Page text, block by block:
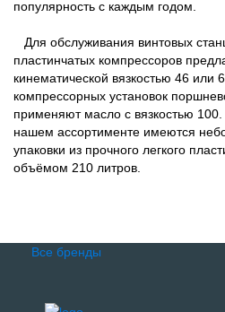
популярность с каждым годом.
Для обслуживания винтовых
пластинчатых компрессоров
кинематической вязкостью 46 или
компрессорных установок
применяют масло с вязкостью
нашем ассортименте имеются
упаковки из прочного легкого
объёмом 210 литров.
Все бренды